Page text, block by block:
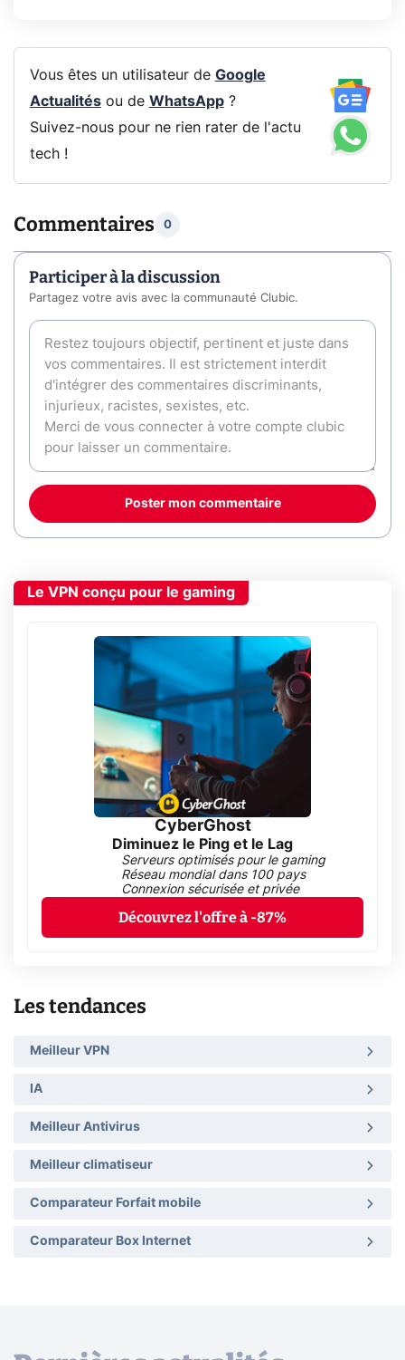
Vous êtes un utilisateur de Google
Actualitésou de WhatsApp?
Suivez-nous pour ne rien rater de l'actu
tech !
Commentaires 0
Participer à la discussion
Partagez votre avis avec la communauté Clubic.
Poster mon commentaire
Le VPN conçu pour le gaming
CyberGhost
Diminuez le Ping et le Lag
Serveurs optimisés pour le gaming
Réseau mondial dans 100 pays
Connexion sécurisée et privée
Découvrez l'offre à -87%
Les tendances
Meilleur VPN
IA
Meilleur Antivirus
Meilleur climatiseur
Comparateur Forfait mobile
Comparateur Box Internet